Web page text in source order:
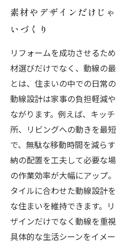
素材やデザインだけじ
いづくり
リフォームを成功させるた
材選びだけでなく、動線の
とは、住まいの中での日常
動線設計は家事の負担軽減
ながります。例えば、キッ
所、リビングへの動きを最
で、無駄な移動時間を減ら
納の配置を工夫して必要な
の作業効率が大幅にアップ
タイルに合わせた動線設計
な住まいを維持できます。
ザインだけでなく動線を重
具体的な生活シーンをイメ